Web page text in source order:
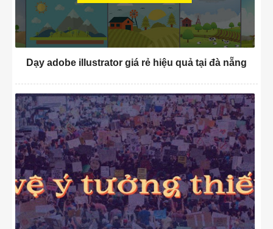
Dạy adobe illustrator giá rẻ hiệu quả tại đà nẵng